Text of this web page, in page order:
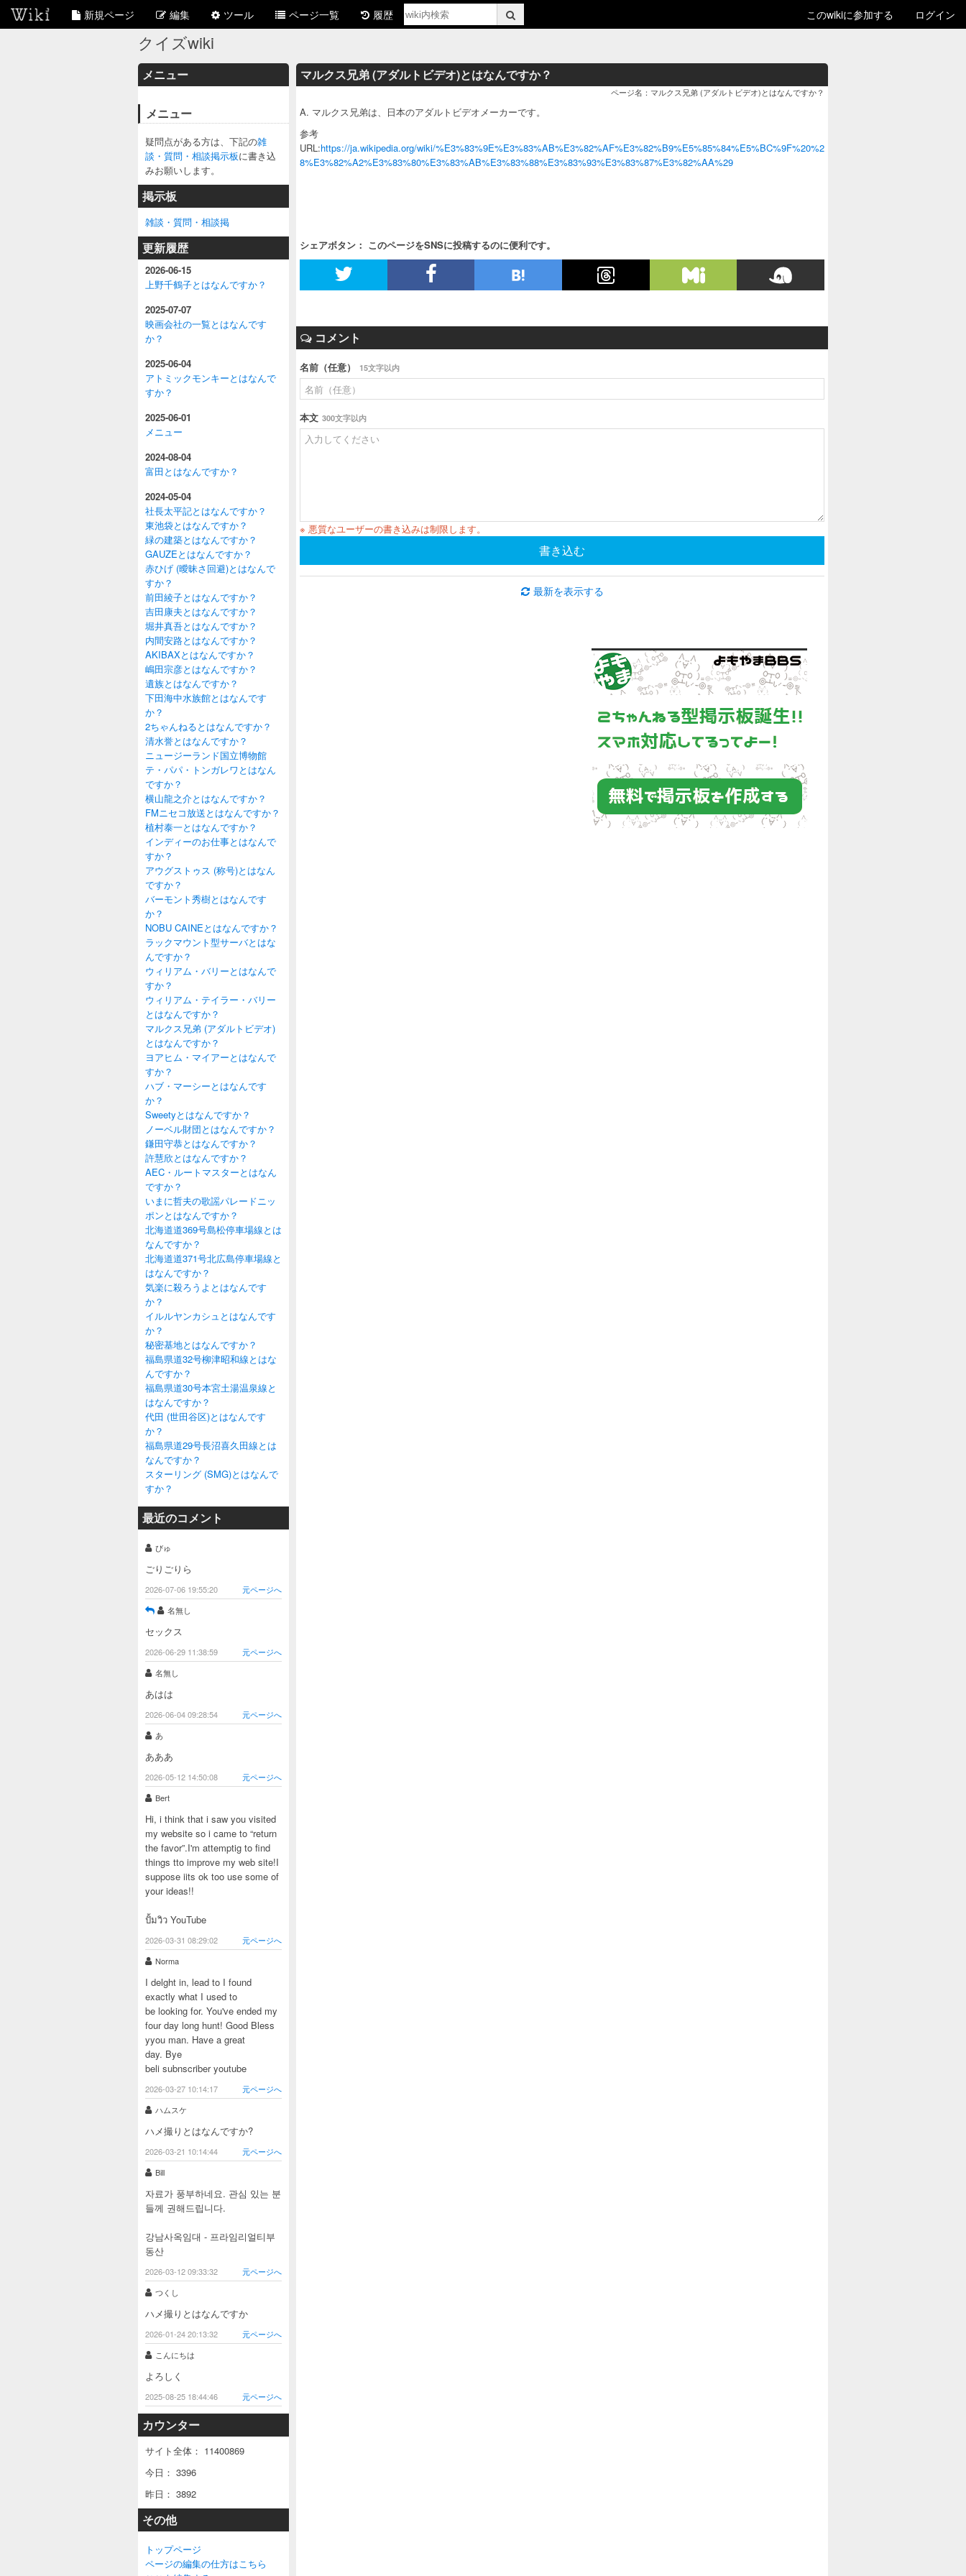
新規ページ 編集 ツール ページ一覧 履歴 このwikiに参加する ログイン
クイズwiki
メニュー
メニュー
疑問点がある方は、下記の雑
談・質問・相談掲示板に書き込
みお願いします。
掲示板
雑談・質問・相談掲
更新履歴
2026-06-15
上野千鶴子とはなんですか？
2025-07-07
映画会社の一覧とはなんです
か？
2025-06-04
アトミックモンキーとはなんで
すか？
2025-06-01
メニュー
2024-08-04
富田とはなんですか？
2024-05-04
社長太平記とはなんですか？
東池袋とはなんですか？
緑の建築とはなんですか？
GAUZEとはなんですか？
赤ひげ (曖昧さ回避)とはなんで
すか？
前田綾子とはなんですか？
吉田康夫とはなんですか？
堀井真吾とはなんですか？
内間安路とはなんですか？
AKIBAXとはなんですか？
嶋田宗彦とはなんですか？
遺族とはなんですか？
下田海中水族館とはなんです
か？
2ちゃんねるとはなんですか？
清水誉とはなんですか？
ニュージーランド国立博物館
テ・パパ・トンガレワとはなん
ですか？
横山龍之介とはなんですか？
FMニセコ放送とはなんですか？
植村泰一とはなんですか？
インディーのお仕事とはなんで
すか？
アウグストゥス (称号)とはなん
ですか？
バーモント秀樹とはなんです
か？
NOBU CAINEとはなんですか？
ラックマウント型サーバとはな
んですか？
ウィリアム・バリーとはなんで
すか？
ウィリアム・テイラー・バリー
とはなんですか？
マルクス兄弟 (アダルトビデオ)
とはなんですか？
ヨアヒム・マイアーとはなんで
すか？
ハブ・マーシーとはなんです
か？
Sweetyとはなんですか？
ノーベル財団とはなんですか？
鎌田守恭とはなんですか？
許慧欣とはなんですか？
AEC・ルートマスターとはなん
ですか？
いまに哲夫の歌謡パレードニッ
ポンとはなんですか？
北海道道369号島松停車場線とは
なんですか？
北海道道371号北広島停車場線と
はなんですか？
気楽に殺ろうよとはなんです
か？
イルルヤンカシュとはなんです
か？
秘密基地とはなんですか？
福島県道32号柳津昭和線とはな
んですか？
福島県道30号本宮土湯温泉線と
はなんですか？
代田 (世田谷区)とはなんです
か？
福島県道29号長沼喜久田線とは
なんですか？
スターリング (SMG)とはなんで
すか？
最近のコメント
びゅ
ごりごりら
2026-07-06 19:55:20
元ページへ
名無し
セックス
2026-06-29 11:38:59
元ページへ
名無し
あはは
2026-06-04 09:28:54
元ページへ
あ
あああ
2026-05-12 14:50:08
元ページへ
Bert
Hi, i think that i saw you visited
my website so i came to “return
the favor”.I'm attemptig to find
things tto improve my web site!I
suppose iits ok too use some of
your ideas!!
ปั้มวิว YouTube
2026-03-31 08:29:02
元ページへ
Norma
I delght in, lead to I found
exactly what I used to
be looking for. You've ended my
four day long hunt! Good Bless
yyou man. Have a great
day. Bye
beli subnscriber youtube
2026-03-27 10:14:17
元ページへ
ハムスケ
ハメ撮りとはなんですか?
2026-03-21 10:14:44
元ページへ
Bill
자료가 풍부하네요. 관심 있는 분
들께 권해드립니다.
강남사옥임대 - 프라임리얼티부
동산
2026-03-12 09:33:32
元ページへ
つくし
ハメ撮りとはなんですか
2026-01-24 20:13:32
元ページへ
こんにちは
よろしく
2025-08-25 18:44:46 元ページへ
カウンター
サイト全体： 11400869
今日： 3396
昨日： 3892
その他
トップページ
ページの編集の仕方はこちら
マルクス兄弟 (アダルトビデオ)とはなんですか？
ページ名：マルクス兄弟 (アダルトビデオ)とはなんですか？
A. マルクス兄弟は、日本のアダルトビデオメーカーです。
参考
URL:https://ja.wikipedia.org/wiki/%E3%83%9E%E3%83%AB%E3%82%AF%E3%82%B9%E5%85%84%E5%BC%9F%20%2
8%E3%82%A2%E3%83%80%E3%83%AB%E3%83%88%E3%83%93%E3%83%87%E3%82%AA%29
シェアボタン： このページをSNSに投稿するのに便利です。
コメント
名前（任意） 15文字以内
本文 300文字以内
※ 悪質なユーザーの書き込みは制限します。
書き込む
最新を表示する